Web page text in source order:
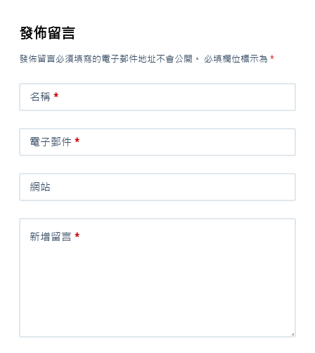
發佈留言
發佈留言必須填寫的電子郵件地址不會公開。 必填欄位標示為 *
名稱 *
電子郵件*
網站
新增留言 *